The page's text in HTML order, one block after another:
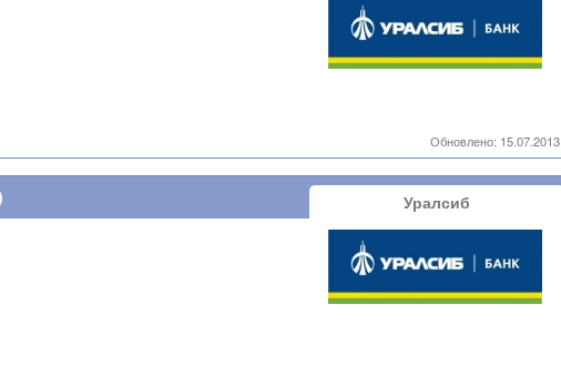
Обновлено: 15.07.2013
Уралсиб